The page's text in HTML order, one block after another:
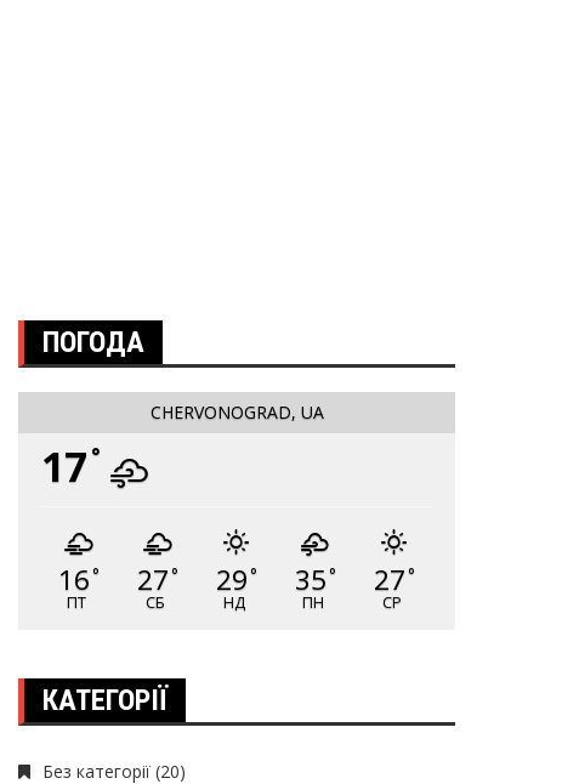
ПОГОДА
CHERVONOGRAD, UA
17 °
16°
ПТ
27°
СБ
29°
НД
35°
ПН
27°
СР
КАТЕГОРІЇ
Без категорії (20)